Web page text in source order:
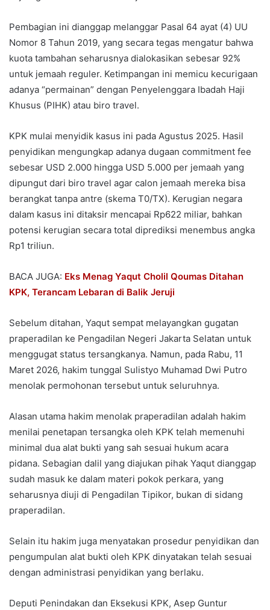
Pembagian ini dianggap melanggar Pasal 64 ayat (4) UU
Nomor 8 Tahun 2019, yang secara tegas mengatur bahwa
kuota tambahan seharusnya dialokasikan sebesar 92%
untuk jemaah reguler. Ketimpangan ini memicu kecurigaan
adanya “permainan” dengan Penyelenggara Ibadah Haji
Khusus (PIHK) atau biro travel.
KPK mulai menyidik kasus ini pada Agustus 2025. Hasil
penyidikan mengungkap adanya dugaan commitment fee
sebesar USD 2.000 hingga USD 5.000 per jemaah yang
dipungut dari biro travel agar calon jemaah mereka bisa
berangkat tanpa antre (skema T0/TX). Kerugian negara
dalam kasus ini ditaksir mencapai Rp622 miliar, bahkan
potensi kerugian secara total diprediksi menembus angka
Rp1 triliun.
BACA JUGA: Eks Menag Yaqut Cholil Qoumas Ditahan
KPK, Terancam Lebaran di Balik Jeruji
Sebelum ditahan, Yaqut sempat melayangkan gugatan
praperadilan ke Pengadilan Negeri Jakarta Selatan untuk
menggugat status tersangkanya. Namun, pada Rabu, 11
Maret 2026, hakim tunggal Sulistyo Muhamad Dwi Putro
menolak permohonan tersebut untuk seluruhnya.
Alasan utama hakim menolak praperadilan adalah hakim
menilai penetapan tersangka oleh KPK telah memenuhi
minimal dua alat bukti yang sah sesuai hukum acara
pidana. Sebagian dalil yang diajukan pihak Yaqut dianggap
sudah masuk ke dalam materi pokok perkara, yang
seharusnya diuji di Pengadilan Tipikor, bukan di sidang
praperadilan.
Selain itu hakim juga menyatakan prosedur penyidikan dan
pengumpulan alat bukti oleh KPK dinyatakan telah sesuai
dengan administrasi penyidikan yang berlaku.
Deputi Penindakan dan Eksekusi KPK, Asep Guntur